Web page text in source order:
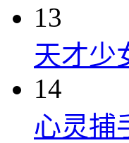
13
天才少
14
心灵捕